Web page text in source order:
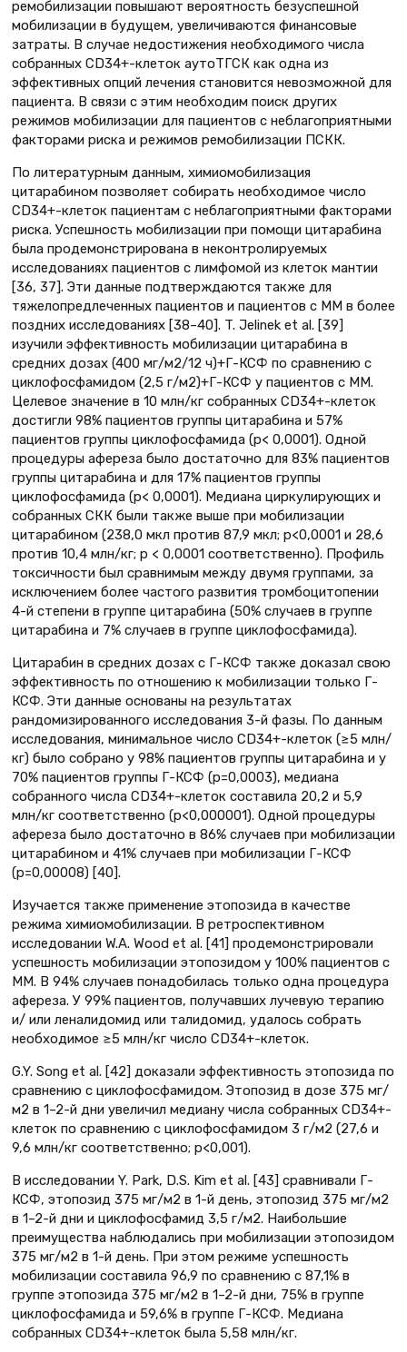
ремобилизации повышают вероятность безуспешной
мобилизации в будущем, увеличиваются финансовые
затраты. В случае недостижения необходимого числа
собранных CD34+-клеток аутоТГСК как одна из
эффективных опций лечения становится невозможной для
пациента. В связи с этим необходим поиск других
режимов мобилизации для пациентов с неблагоприятными
факторами риска и режимов ремобилизации ПСКК.
По литературным данным, химиомобилизация
цитарабином позволяет собирать необходимое число
CD34+-клеток пациентам с неблагоприятными факторами
риска. Успешность мобилизации при помощи цитарабина
была продемонстрирована в неконтролируемых
исследованиях пациентов с лимфомой из клеток мантии
[36, 37]. Эти данные подтверждаются также для
тяжелопредлеченных пациентов и пациентов с ММ в более
поздних исследованиях [38–40]. T. Jelinek et al. [39]
изучили эффективность мобилизации цитарабина в
средних дозах (400 мг/м2/12 ч)+Г-КСФ по сравнению с
циклофосфамидом (2,5 г/м2)+Г-КСФ у пациентов с ММ.
Целевое значение в 10 млн/кг собранных CD34+-клеток
достигли 98% пациентов группы цитарабина и 57%
пациентов группы циклофосфамида (р< 0,0001). Одной
процедуры афереза было достаточно для 83% пациентов
группы цитарабина и для 17% пациентов группы
циклофосфамида (p< 0,0001). Медиана циркулирующих и
собранных СКК были также выше при мобилизации
цитарабином (238,0 мкл против 87,9 мкл; p<0,0001 и 28,6
против 10,4 млн/кг; p < 0,0001 соответственно). Профиль
токсичности был сравнимым между двумя группами, за
исключением более частого развития тромбоцитопении
4-й степени в группе цитарабина (50% случаев в группе
цитарабина и 7% случаев в группе циклофосфамида).
Цитарабин в средних дозах с Г-КСФ также доказал свою
эффективность по отношению к мобилизации только Г-
КСФ. Эти данные основаны на результатах
рандомизированного исследования 3-й фазы. По данным
исследования, минимальное число CD34+-клеток (≥5 млн/
кг) было собрано у 98% пациентов группы цитарабина и у
70% пациентов группы Г-КСФ (p=0,0003), медиана
собранного числа CD34+-клеток составила 20,2 и 5,9
млн/кг соответственно (р<0,000001). Одной процедуры
афереза было достаточно в 86% случаев при мобилизации
цитарабином и 41% случаев при мобилизации Г-КСФ
(р=0,00008) [40].
Изучается также применение этопозида в качестве
режима химиомобилизации. В ретроспективном
исследовании W.A. Wood et al. [41] продемонстрировали
успешность мобилизации этопозидом у 100% пациентов с
ММ. В 94% случаев понадобилась только одна процедура
афереза. У 99% пациентов, получавших лучевую терапию
и/ или леналидомид или талидомид, удалось собрать
необходимое ≥5 млн/кг число CD34+-клеток.
G.Y. Song et al. [42] доказали эффективность этопозида по
сравнению с циклофосфамидом. Этопозид в дозе 375 мг/
м2 в 1–2-й дни увеличил медиану числа собранных CD34+-
клеток по сравнению с циклофосфамидом 3 г/м2 (27,6 и
9,6 млн/кг соответственно; р<0,001).
В исследовании Y. Park, D.S. Kim et al. [43] сравнивали Г-
КСФ, этопозид 375 мг/м2 в 1-й день, этопозид 375 мг/м2
в 1–2-й дни и циклофосфамид 3,5 г/м2. Наибольшие
преимущества наблюдались при мобилизации этопозидом
375 мг/м2 в 1-й день. При этом режиме успешность
мобилизации составила 96,9 по сравнению с 87,1% в
группе этопозида 375 мг/м2 в 1–2-й дни, 75% в группе
циклофосфамида и 59,6% в группе Г-КСФ. Медиана
собранных CD34+-клеток была 5,58 млн/кг.